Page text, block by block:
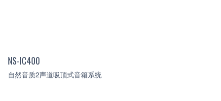
NS-IC400
自然音质2声道吸顶式音箱系统